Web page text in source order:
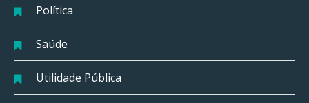
Política
Saúde
Utilidade Pública